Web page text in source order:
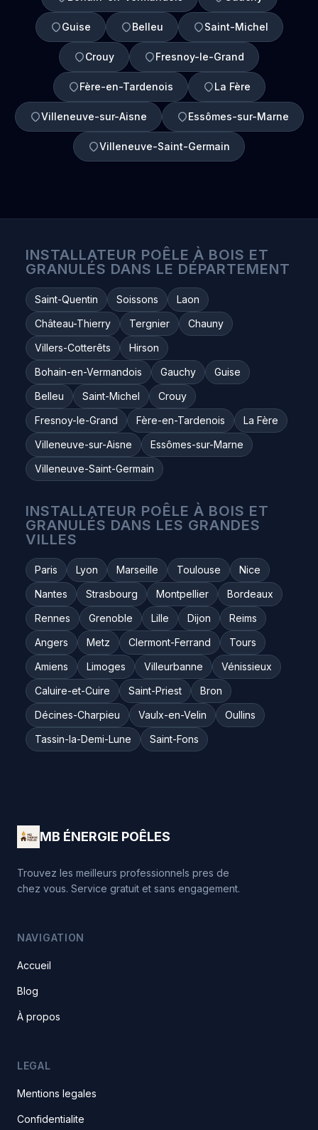
Guise Belleu Saint-Michel
Crouy Fresnoy-le-Grand
Fère-en-Tardenois La Fère
Villeneuve-sur-Aisne Essômes-sur-Marne
Villeneuve-Saint-Germain
INSTALLATEUR POÊLE À BOIS ET
GRANULÉS DANS LE DÉPARTEMENT
Saint-Quentin Soissons
Laon
Château-Thierry
Tergnier
Chauny
Villers-Cotterêts
Hirson
Bohain-en-Vermandois
Gauchy
Guise
Belleu
Saint-Michel
Crouy
Fresnoy-le-Grand
Fère-en-Tardenois
La Fère
Villeneuve-sur-Aisne
Essômes-sur-Marne
Villeneuve-Saint-Germain
INSTALLATEUR POÊLE À BOIS ET
GRANULÉS DANS LES GRANDES
VILLES
Paris Lyon Marseille Toulouse
Nice
Nantes
Strasbourg Montpellier
Bordeaux
Rennes
Grenoble Lille Dijon
Reims
Angers
Metz Clermont-Ferrand
Tours
Amiens
Limoges Villeurbanne
Vénissieux
Caluire-et-Cuire
Saint-Priest
Bron
Décines-Charpieu
Vaulx-en-Velin
Oullins
Tassin-la-Demi-Lune
Saint-Fons
MB ÉNERGIE POÊLES
Trouvez les meilleurs professionnels pres de
chez vous. Service gratuit et sans engagement.
NAVIGATION
Accueil
Blog
À propos
LEGAL
Mentions legales
Confidentialite